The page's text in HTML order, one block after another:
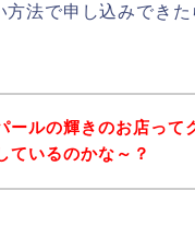
方法で申し込みでき
ールの輝きのお店って
ているのかな～？